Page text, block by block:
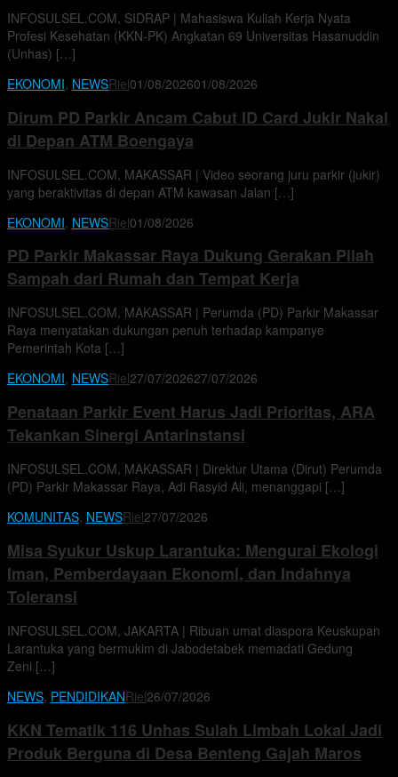
INFOSULSEL.COM, SIDRAP | Mahasiswa Kuliah Kerja Nyata
Profesi Kesehatan (KKN-PK) Angkatan 69 Universitas Hasanuddin
(Unhas) […]
EKONOMI, NEWSRiel01/08/202601/08/2026
Dirum PD Parkir Ancam Cabut ID Card Jukir Nakal
di Depan ATM Boengaya
INFOSULSEL.COM, MAKASSAR | Video seorang juru parkir (jukir)
yang beraktivitas di depan ATM kawasan Jalan […]
EKONOMI, NEWSRiel01/08/2026
PD Parkir Makassar Raya Dukung Gerakan Pilah
Sampah dari Rumah dan Tempat Kerja
INFOSULSEL.COM, MAKASSAR | Perumda (PD) Parkir Makassar
Raya menyatakan dukungan penuh terhadap kampanye
Pemerintah Kota […]
EKONOMI, NEWSRiel27/07/202627/07/2026
Penataan Parkir Event Harus Jadi Prioritas, ARA
Tekankan Sinergi Antarinstansi
INFOSULSEL.COM, MAKASSAR | Direktur Utama (Dirut) Perumda
(PD) Parkir Makassar Raya, Adi Rasyid Ali, menanggapi […]
KOMUNITAS, NEWSRiel27/07/2026
Misa Syukur Uskup Larantuka: Mengurai Ekologi
Iman, Pemberdayaan Ekonomi, dan Indahnya
Toleransi
INFOSULSEL.COM, JAKARTA | Ribuan umat diaspora Keuskupan
Larantuka yang bermukim di Jabodetabek memadati Gedung
Zeni […]
NEWS, PENDIDIKANRiel26/07/2026
KKN Tematik 116 Unhas Sulah Limbah Lokal Jadi
Produk Berguna di Desa Benteng Gajah Maros